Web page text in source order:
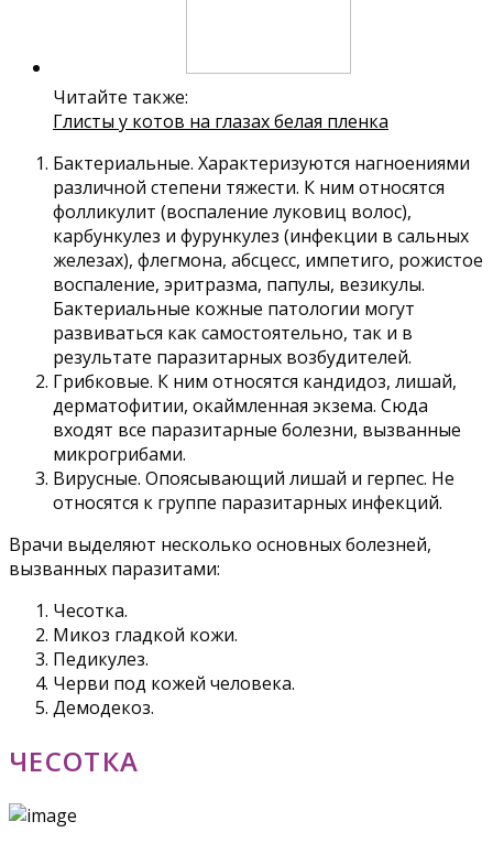
Читайте также:
Глисты у котов на глазах белая пленка
Бактериальные. Характеризуются нагноениями
различной степени тяжести. К ним относятся
фолликулит (воспаление луковиц волос),
карбункулез и фурункулез (инфекции в сальных
железах), флегмона, абсцесс, импетиго, рожистое
воспаление, эритразма, папулы, везикулы.
Бактериальные кожные патологии могут
развиваться как самостоятельно, так и в
результате паразитарных возбудителей.
Грибковые. К ним относятся кандидоз, лишай,
дерматофитии, окаймленная экзема. Сюда
входят все паразитарные болезни, вызванные
микрогрибами.
Вирусные. Опоясывающий лишай и герпес. Не
относятся к группе паразитарных инфекций.
Врачи выделяют несколько основных болезней,
вызванных паразитами:
Чесотка.
Микоз гладкой кожи.
Педикулез.
Черви под кожей человека.
Демодекоз.
ЧЕСОТКА